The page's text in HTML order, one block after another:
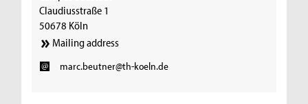
Claudiusstraße 1
50678 Köln
Mailing address
marc.beutner@th-koeln.de